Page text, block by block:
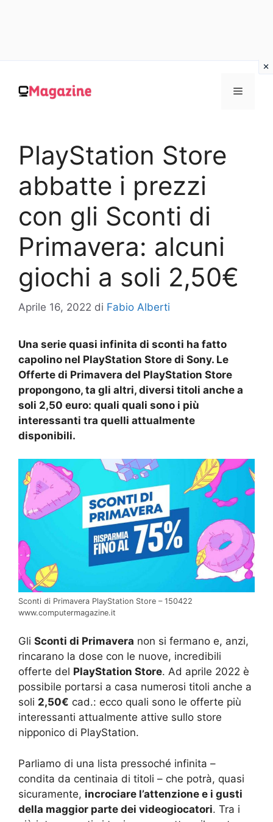
contenuto
MENU
PlayStation Store
abbatte i prezzi
con gli Sconti di
Primavera: alcuni
giochi a soli 2,50€
Aprile 16, 2022 di Fabio Alberti
Una serie quasi infinita di sconti ha fatto
capolino nel PlayStation Store di Sony. Le
Offerte di Primavera del PlayStation Store
propongono, ta gli altri, diversi titoli anche a
soli 2,50 euro: quali quali sono i più
interessanti tra quelli attualmente
disponibili.
Sconti di Primavera PlayStation Store – 150422
www.computermagazine.it
Gli Sconti di Primavera non si fermano e, anzi,
rincarano la dose con le nuove, incredibili
offerte del PlayStation Store. Ad aprile 2022 è
possibile portarsi a casa numerosi titoli anche a
soli 2,50€ cad.: ecco quali sono le offerte più
interessanti attualmente attive sullo store
nipponico di PlayStation.
Parliamo di una lista pressoché infinita –
condita da centinaia di titoli – che potrà, quasi
sicuramente, incrociare l’attenzione e i gusti
della maggior parte dei videogiocatori. Tra i